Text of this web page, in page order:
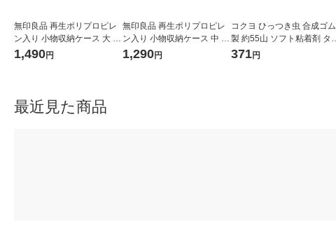
無印良品 再生ポリプロピレ
ン入り 小物収納ケース 大 ホ
ワイトグレー 約幅２６×奥行
３７×高さ１７．５ｃｍ 良品
1,490円
無印良品 再生ポリプロピレ
ン入り 小物収納ケース 中 ホ
ワイトグレー 約幅２６×奥行
３７×高さ１２ｃｍ 良品計画
1,290円
コクヨ ひっつき虫 合成ゴム
製 約55山 ソフト粘着剤 タ-3
80
371円
最近見た商品